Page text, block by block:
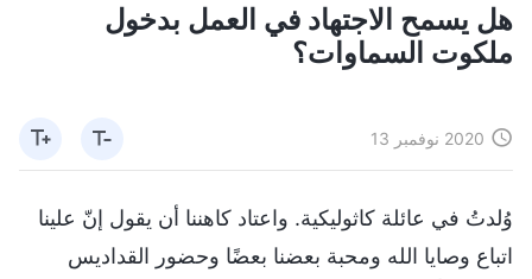
هل يسمح الاجتهاد في العمل بدخول
ملكوت السماوات؟
2020 نوفمبر 13
وُلدتُ في عائلة كاثوليكية. واعتاد كاهننا أن يقول إنّ علينا
اتباع وصايا الله ومحبة بعضنا بعضًا وحضور القداديس